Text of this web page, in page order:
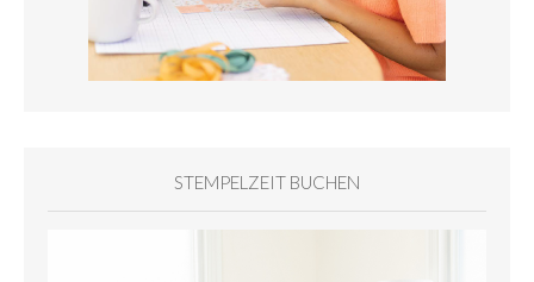
STEMPELZEIT BUCHEN